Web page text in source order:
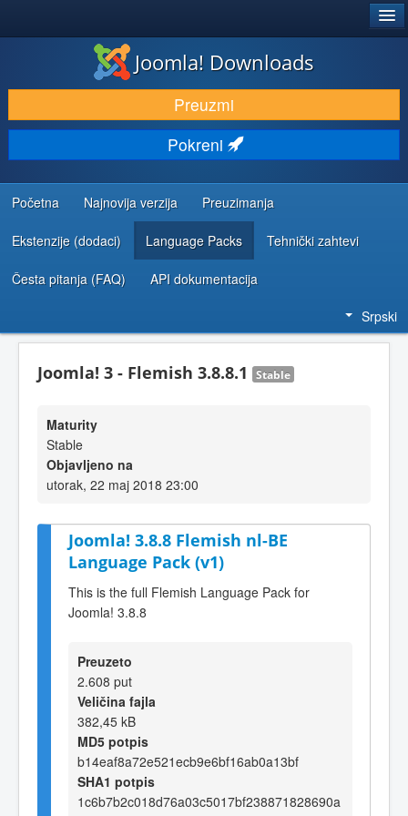
PREUZIMANJE I PROŠIRENJA (EKSTENZIJE)
OTKRIJTE I NAUČITE
ZAJEDNICA I PODRŠKA
RESURSI ZA RAZVOJ
Joomla! Downloads
Preuzmi
Pokreni
Početna Najnovija verzija Preuzimanja
Ekstenzije (dodaci) Language Packs Tehnički zahtevi
Česta pitanja (FAQ) API dokumentacija
Srpski
Joomla! 3 - Flemish 3.8.8.1 Stable
Maturity
Stable
Objavljeno na
utorak, 22 maj 2018 23:00
Joomla! 3.8.8 Flemish nl-BE
Language Pack (v1)
This is the full Flemish Language Pack for
Joomla! 3.8.8
Preuzeto
2.608 put
Veličina fajla
382,45 kB
MD5 potpis
b14eaf8a72e521ecb9e6bf16ab0a13bf
SHA1 potpis
1c6b7b2c018d76a03c5017bf238871828690a